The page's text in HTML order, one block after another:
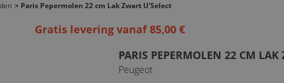
> Paris Pepermolen 22 cm Lak Zwart U'Select
Gratis levering vanaf 85,00 €
PARIS PEPERMOLEN 22 CM LAK
Peugeot